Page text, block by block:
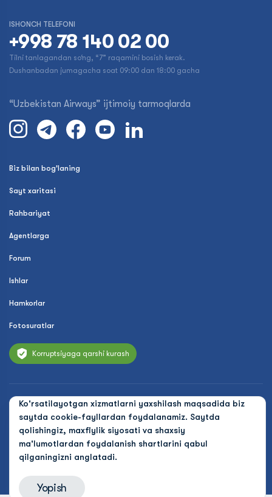
Ko'rsatilayotgan xizmatlarni yaxshilash maqsadida biz
saytda cookie-fayllardan foydalanamiz. Saytda
qolishingiz, maxfiylik siyosati va shaxsiy
ma'lumotlardan foydalanish shartlarini qabul
qilganingizni anglatadi.
Yopish
ISHONCH TELEFONI
+998 78 140 02 00
Tilni tanlagandan so‘ng, “7” raqamini bosish kerak.
Dushanbadan jumagacha soat 09:00 dan 18:00 gacha
“Uzbekistan Airways” ijtimoiy tarmoqlarda
Biz bilan bog'laning
Sayt xaritasi
Rahbariyat
Agentlarga
Forum
Ishlar
Hamkorlar
Fotosuratlar
Korruptsiyaga qarshi kurash
© 2026 Uzbekistan Airways
Maxfiylik siyosati
Ommaviy oferta